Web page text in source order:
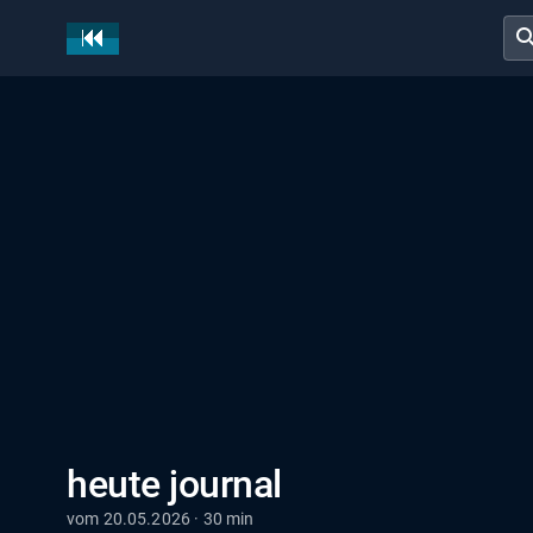
heute journal
vom 20.05.2026 · 30 min